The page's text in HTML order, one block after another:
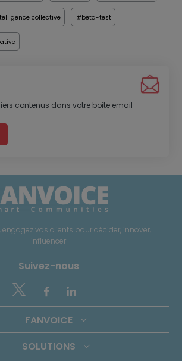
collective #beta-test
contenus dans votre boite email
engagez vos clients pour décider, innover,
influencer
Suivez-nous
 
FANVOICE
SOLUTIONS